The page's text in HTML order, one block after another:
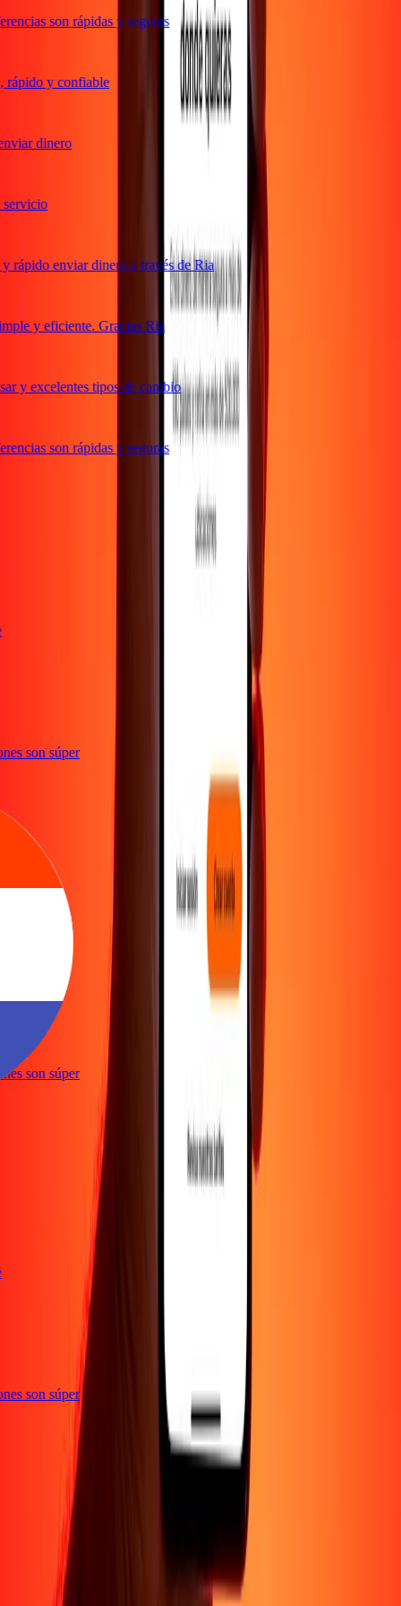
son rápidas y seguras
y confiable
dinero
enviar dinero a través de Ria
y eficiente. Gracias Ria
y excelentes tipos de cambio
son rápidas y seguras
son súper
son súper
son súper
Blog Corporativo
Política de privacidad
Aviso de cookiesTérminos y